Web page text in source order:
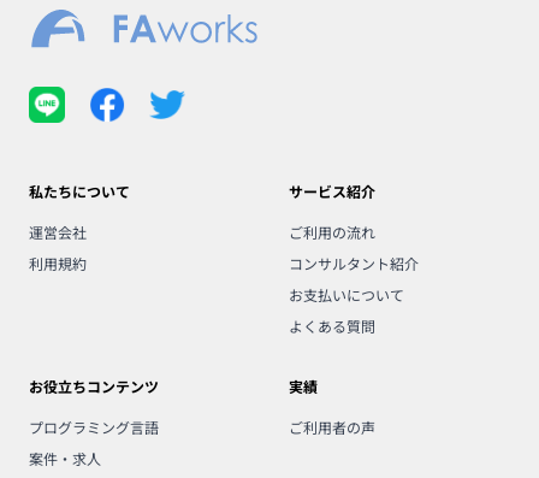
私たちについて
運営会社
利用規約
サービス紹介
ご利用の流れ
コンサルタント紹介
お支払いについて
よくある質問
お役立ちコンテンツ
プログラミング言語
案件・求人
実績
ご利用者の声